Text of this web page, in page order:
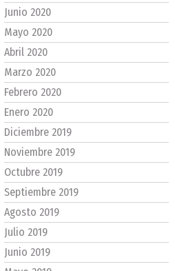
Junio 2020
Mayo 2020
Abril 2020
Marzo 2020
Febrero 2020
Enero 2020
Diciembre 2019
Noviembre 2019
Octubre 2019
Septiembre 2019
Agosto 2019
Julio 2019
Junio 2019